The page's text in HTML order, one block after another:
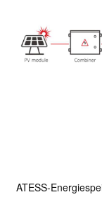
ATESS-